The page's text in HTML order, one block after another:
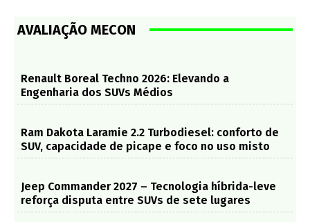
AVALIAÇÃO MECON
Renault Boreal Techno 2026: Elevando a
Engenharia dos SUVs Médios
Ram Dakota Laramie 2.2 Turbodiesel: conforto de
SUV, capacidade de picape e foco no uso misto
Jeep Commander 2027 – Tecnologia híbrida-leve
reforça disputa entre SUVs de sete lugares